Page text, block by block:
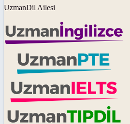
UzmanDil Ailesi